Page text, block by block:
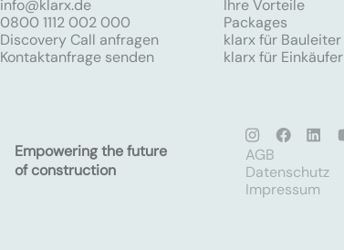
info@klarx.de
0800 1112 002 000
Discovery Call anfragen
Kontaktanfrage senden
Ihre Vorteile
Packages
klarx für Bauleiter
klarx für Einkäufer
Empowering the future
of construction
AGB
Datenschutz
Impressum